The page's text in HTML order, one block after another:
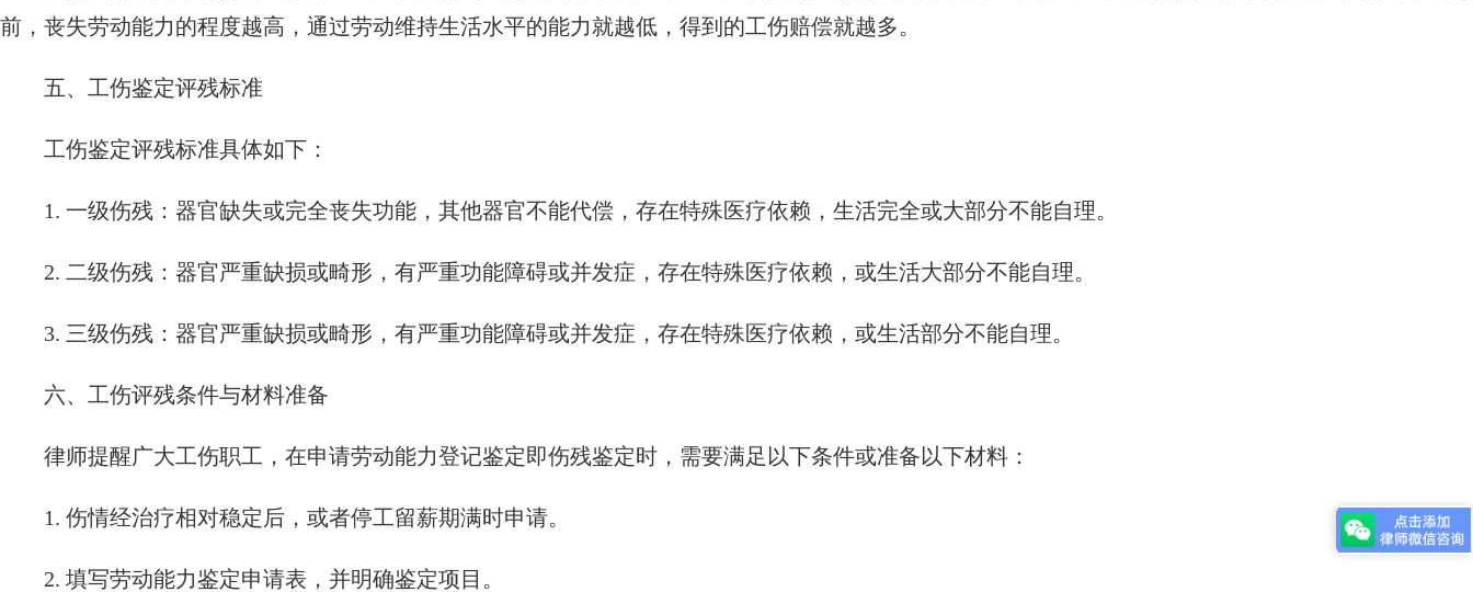
前，丧失劳动能力的程度越高，通过劳动维持生活水平的能力就越低，得到的工伤赔偿就越多。
五、工伤鉴定评残标准
工伤鉴定评残标准具体如下：
1. 一级伤残：器官缺失或完全丧失功能，其他器官不能代偿，存在特殊医疗依赖，生活完全或大部分不能自理。
2. 二级伤残：器官严重缺损或畸形，有严重功能障碍或并发症，存在特殊医疗依赖，或生活大部分不能自理。
3. 三级伤残：器官严重缺损或畸形，有严重功能障碍或并发症，存在特殊医疗依赖，或生活部分不能自理。
六、工伤评残条件与材料准备
律师提醒广大工伤职工，在申请劳动能力登记鉴定即伤残鉴定时，需要满足以下条件或准备以下材料：
1. 伤情经治疗相对稳定后，或者停工留薪期满时申请。
2. 填写劳动能力鉴定申请表，并明确鉴定项目。